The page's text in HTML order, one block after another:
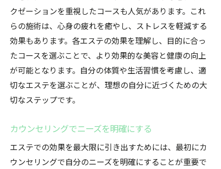
エステでのビューティープランニング
施術の継続で得られる長期的な効果
自分に合ったエステの見つけ方
肌質改善エステで得られるリラクゼーション効
果
肌質に合う施術を選ぶポイント
リラックスしながら美肌を手に入れる
施術後のアフターケアの重要性
肌の健康を保つためのエステ活用法
クゼーションを重視したコースも人気があります。これ
らの施術は、心身の疲れを癒やし、ストレスを軽減する
効果もあります。各エステの効果を理解し、目的に合っ
たコースを選ぶことで、より効果的な美容と健康の向上
が可能となります。自分の体質や生活習慣を考慮し、適
切なエステを選ぶことが、理想の自分に近づくための大
切なステップです。
カウンセリングでニーズを明確にする
エステでの効果を最大限に引き出すためには、最初にカ
ウンセリングで自分のニーズを明確にすることが重要で